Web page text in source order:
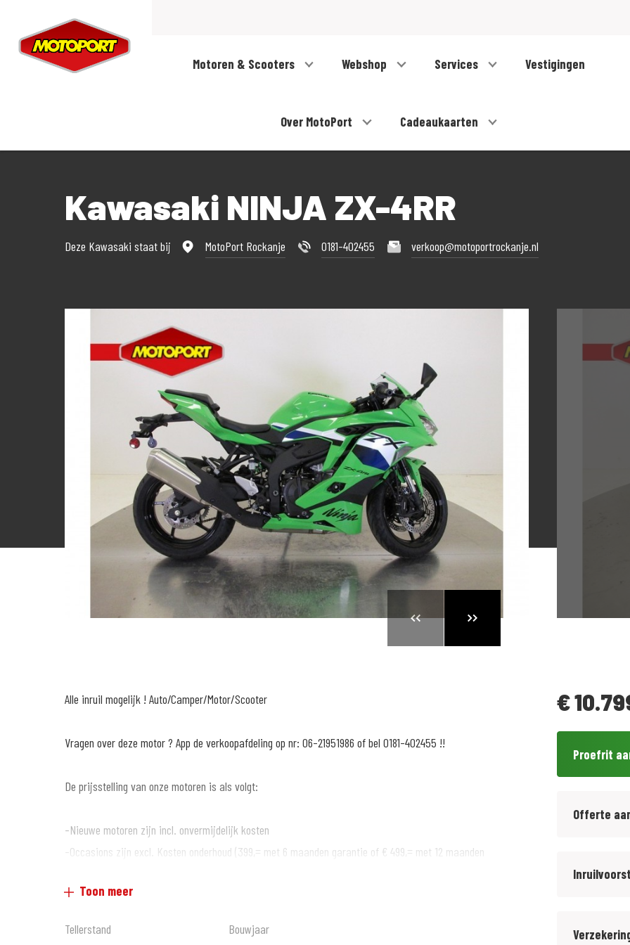
Motoren & Scooters Webshop Services Vestigingen
Over MotoPort Cadeaukaarten
Kawasaki NINJA ZX-4RR
Deze Kawasaki staat bij MotoPort Rockanje 0181-402455 verkoop@motoportrockanje.nl
Alle inruil mogelijk ! Auto/Camper/Motor/Scooter
Vragen over deze motor ? App de verkoopafdeling op nr: 06-21951986 of bel 0181-402455 !!
De prijsstelling van onze motoren is als volgt:
-Nieuwe motoren zijn incl. onvermijdelijk kosten
-Occasions zijn excl. Kosten onderhoud (399,= met 6 maanden garantie of € 499,= met 12 maanden
Toon meer
Tellerstand
Bouwjaar
€
Proefrit
Offerte